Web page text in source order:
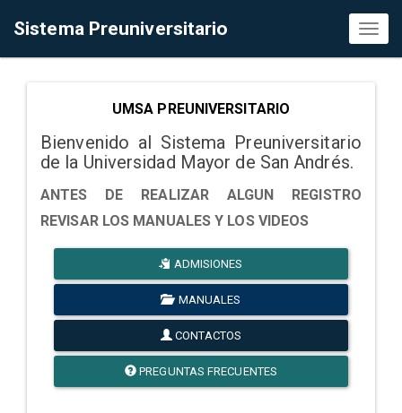
Sistema Preuniversitario
UMSA PREUNIVERSITARIO
Bienvenido al Sistema Preuniversitario
de la Universidad Mayor de San Andrés.
ANTES DE REALIZAR ALGUN REGISTRO
REVISAR LOS MANUALES Y LOS VIDEOS
ADMISIONES
MANUALES
CONTACTOS
PREGUNTAS FRECUENTES